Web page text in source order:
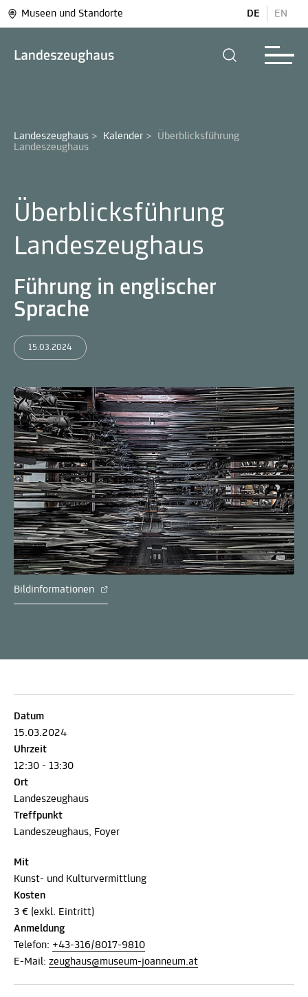
Museen und Standorte DE EN
Landeszeughaus > Kalender > Überblicksführung
Landeszeughaus
Überblicksführung
Landeszeughaus
Führung in englischer
Sprache
15.03.2024
Bildinformationen
Datum
15.03.2024
Uhrzeit
12:30 - 13:30
Ort
Landeszeughaus
Treffpunkt
Landeszeughaus, Foyer
Mit
Kunst- und Kulturvermittlung
Kosten
3 € (exkl. Eintritt)
Anmeldung
Telefon: +43-316/8017-9810
E-Mail: zeughaus@museum-joanneum.at